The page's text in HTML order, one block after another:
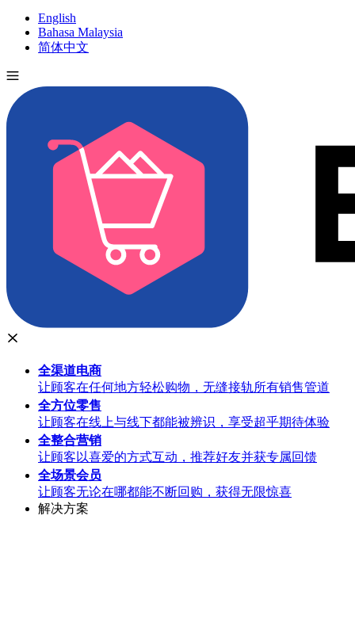
English
Bahasa Malaysia
简体中文
全渠道电商
让顾客在任何地方轻松购物，无缝接轨所有销售管道
全方位零售
让顾客在线上与线下都能被辨识，享受超乎期待体验
全整合营销
让顾客以喜爱的方式互动，推荐好友并获专属回馈
全场景会员
让顾客无论在哪都能不断回购，获得无限惊喜
解决方案